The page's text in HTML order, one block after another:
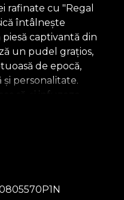
rafinate cu "Regal
întâlnește
piesă captivantă din
un pudel grațios,
de epocă,
personalitate.
să-și infuzeze
și un farmec
iubitorii de artă și